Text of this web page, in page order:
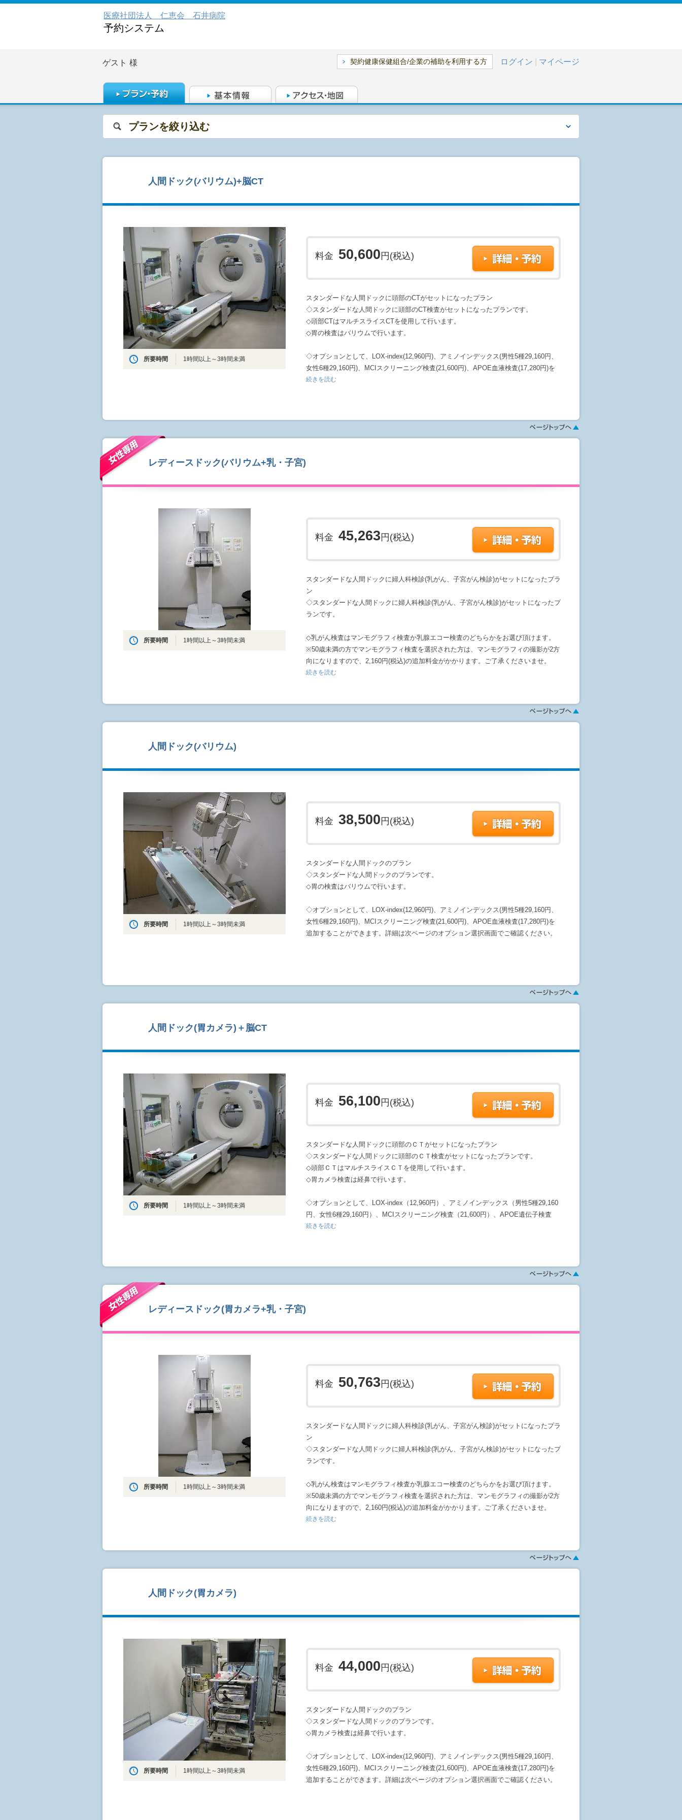
医療社団法人 仁恵会 石井病院
予約システム
ゲスト 様 契約健康保健組合/企業の補助を利用する方 ログイン マイページ
プランを絞り込む
人間ドック(バリウム)+脳CT
所要時間 1時間以上～3時間未満
料金 50,600円(税込)
スタンダードな人間ドックに頭部のCTがセットになったプラン
◇スタンダードな人間ドックに頭部のCT検査がセットになったプランです。
◇頭部CTはマルチスライスCTを使用して行います。
◇胃の検査はバリウムで行います。
◇オプションとして、LOX-index(12,960円)、アミノインデックス(男性5種29,160円、
女性6種29,160円)、MCIスクリーニング検査(21,600円)、APOE血液検査(17,280円)を
追加することができます。詳細は次ページのオプション選択画面でご確認くだ
続きを読む
レディースドック(バリウム+乳・子宮)
所要時間 1時間以上～3時間未満
料金 45,263円(税込)
スタンダードな人間ドックに婦人科検診(乳がん、子宮がん検診)がセットになったプラ
ン
◇スタンダードな人間ドックに婦人科検診(乳がん、子宮がん検診)がセットになったプ
ランです。
◇乳がん検査はマンモグラフィ検査か乳腺エコー検査のどちらかをお選び頂けます。
※50歳未満の方でマンモグラフィ検査を選択された方は、マンモグラフィの撮影が2方
向になりますので、2,160円(税込)の追加料金がかかります。ご了承くださいませ。
◇オプションとして、LOX-index(12,960円)、アミノインデックス(男性5種29,160円、
続きを読む
人間ドック(バリウム)
所要時間 1時間以上～3時間未満
料金 38,500円(税込)
スタンダードな人間ドックのプラン
◇スタンダードな人間ドックのプランです。
◇胃の検査はバリウムで行います。
◇オプションとして、LOX-index(12,960円)、アミノインデックス(男性5種29,160円、
女性6種29,160円)、MCIスクリーニング検査(21,600円)、APOE血液検査(17,280円)を
追加することができます。詳細は次ページのオプション選択画面でご確認ください。
人間ドック(胃カメラ)＋脳CT
所要時間 1時間以上～3時間未満
料金 56,100円(税込)
スタンダードな人間ドックに頭部のＣＴがセットになったプラン
◇スタンダードな人間ドックに頭部のＣＴ検査がセットになったプランです。
◇頭部ＣＴはマルチスライスＣＴを使用して行います。
◇胃カメラ検査は経鼻で行います。
◇オプションとして、LOX-index（12,960円）、アミノインデックス（男性5種29,160
円、女性6種29,160円）、MCIスクリーニング検査（21,600円）、APOE遺伝子検査
（17,280円）を追加することができます。詳細は次ページのオプション選択画面でご
続きを読む
レディースドック(胃カメラ+乳・子宮)
所要時間 1時間以上～3時間未満
料金 50,763円(税込)
スタンダードな人間ドックに婦人科検診(乳がん、子宮がん検診)がセットになったプラ
ン
◇スタンダードな人間ドックに婦人科検診(乳がん、子宮がん検診)がセットになったプ
ランです。
◇乳がん検査はマンモグラフィ検査か乳腺エコー検査のどちらかをお選び頂けます。
※50歳未満の方でマンモグラフィ検査を選択された方は、マンモグラフィの撮影が2方
向になりますので、2,160円(税込)の追加料金がかかります。ご了承くださいませ。
◇オプションとして、LOX-index(12,960円)、アミノインデックス(男性5種29,160円、
続きを読む
人間ドック(胃カメラ)
所要時間 1時間以上～3時間未満
料金 44,000円(税込)
スタンダードな人間ドックのプラン
◇スタンダードな人間ドックのプランです。
◇胃カメラ検査は経鼻で行います。
◇オプションとして、LOX-index(12,960円)、アミノインデックス(男性5種29,160円、
女性6種29,160円)、MCIスクリーニング検査(21,600円)、APOE血液検査(17,280円)を
追加することができます。詳細は次ページのオプション選択画面でご確認ください。